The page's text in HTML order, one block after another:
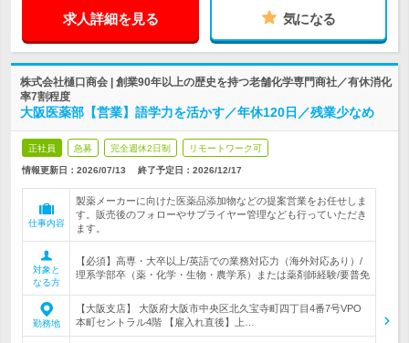
求人詳細を見る 気になる
株式会社樋口商会 | 創業90年以上の歴史を持つ老舗化学専門商社／有休消化
率7割程度
大阪医薬部【営業】語学力を活かす／年休120日／残業少なめ
正社員 急募 完全週休2日制 リモートワーク可
情報更新日：2026/07/13 終了予定日： 2026/12/17
仕事内容
製薬メーカーに向けた医薬品添加物などの提案営業をお任せしま
す。販売後のフォローやサプライヤー管理なども行っていただき
ます。
対象と
なる方
【必須】高専・大卒以上/英語での業務対応力（海外対応あり）/
理系学部卒（薬・化学・生物・農学系）または薬剤師経験/要普免
勤務地
【大阪支店】 大阪府大阪市中央区北久宝寺町四丁目4番7号VPO
本町セントラル4階 【雇入れ直後】上…